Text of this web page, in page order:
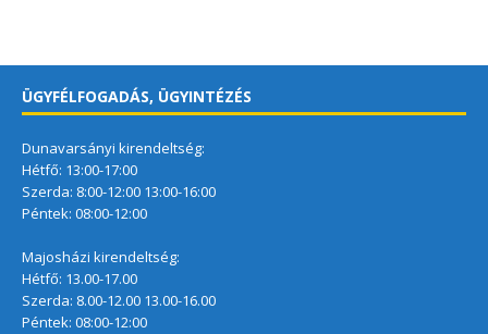
ÜGYFÉLFOGADÁS, ÜGYINTÉZÉS
Dunavarsányi kirendeltség:
Hétfő: 13:00-17:00
Szerda: 8:00-12:00 13:00-16:00
Péntek: 08:00-12:00
Majosházi kirendeltség:
Hétfő: 13.00-17.00
Szerda: 8.00-12.00 13.00-16.00
Péntek: 08:00-12:00